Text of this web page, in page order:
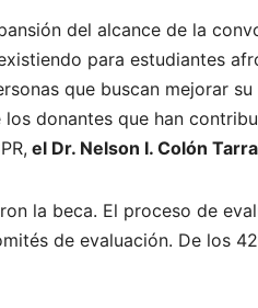
del alcance de la
para estudiantes
que buscan mejorar
donantes que han
el Dr. Nelson I. Colón
la beca. El proceso de
de evaluación. De los